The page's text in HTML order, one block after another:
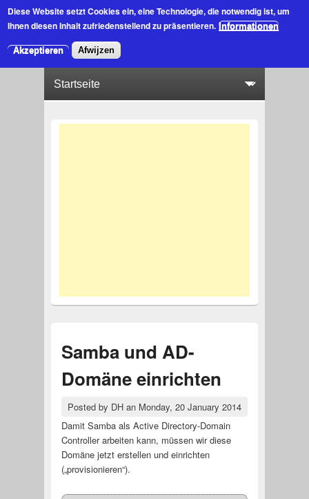
Diese Website setzt Cookies ein, eine Technologie, die notwendig ist, um
Ihnen diesen Inhalt zufriedenstellend zu präsentieren. Informationen
Akzeptieren Afwijzen
Samba und AD-
Domäne einrichten
Posted by DHan Monday, 20 January 2014
Damit Samba als Active Directory-Domain
Controller arbeiten kann, müssen wir diese
Domäne jetzt erstellen und einrichten
(„provisionieren“).